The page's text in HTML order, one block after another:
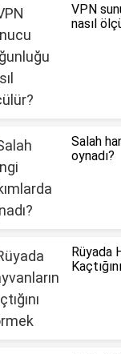
VPN
nasıl
Salah
oynadı?
Rüyada